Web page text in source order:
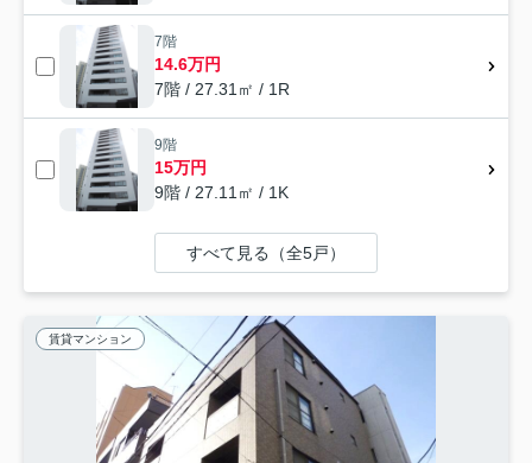
7階
14.6万円
7階 / 27.31㎡ / 1R
9階
15万円
9階 / 27.11㎡ / 1K
すべて見る（全5戸）
賃貸マンション